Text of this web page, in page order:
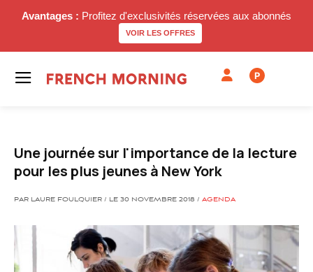
Avantages : Profitez d'exclusivités réservées aux abonnés
VOIR LES OFFRES
P
Une journée sur l'importance de la lecture
pour les plus jeunes à New York
PAR LAURE FOULQUIER / LE 30 NOVEMBRE 2018 / AGENDA